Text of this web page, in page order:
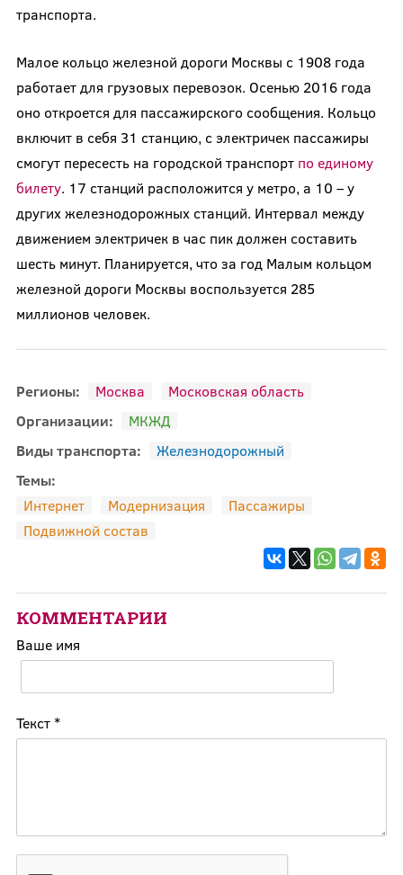
транспорта.
Малое кольцо железной дороги Москвы с 1908 года
работает для грузовых перевозок. Осенью 2016 года
оно откроется для пассажирского сообщения. Кольцо
включит в себя 31 станцию, с электричек пассажиры
смогут пересесть на городской транспорт по единому
билету. 17 станций расположится у метро, а 10 – у
других железнодорожных станций. Интервал между
движением электричек в час пик должен составить
шесть минут. Планируется, что за год Малым кольцом
железной дороги Москвы воспользуется 285
миллионов человек.
Регионы: Москва
Московская область
Организации:
МКЖД
Виды транспорта:
Железнодорожный
Темы:
Интернет
Модернизация
Пассажиры
Подвижной состав
КОММЕНТАРИИ
Ваше имя
Текст *